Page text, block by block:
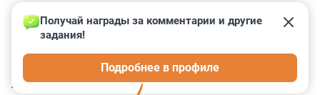
КОММЕНТАРИИ 12
Получай награды за комментарии и другие
задания!
Подробнее в профиле